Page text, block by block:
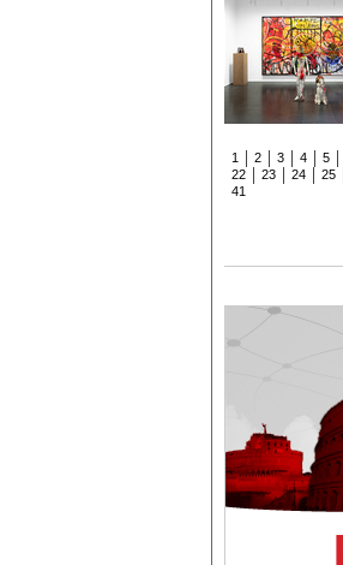
1 2 3 4 5
22
23 24 25
41